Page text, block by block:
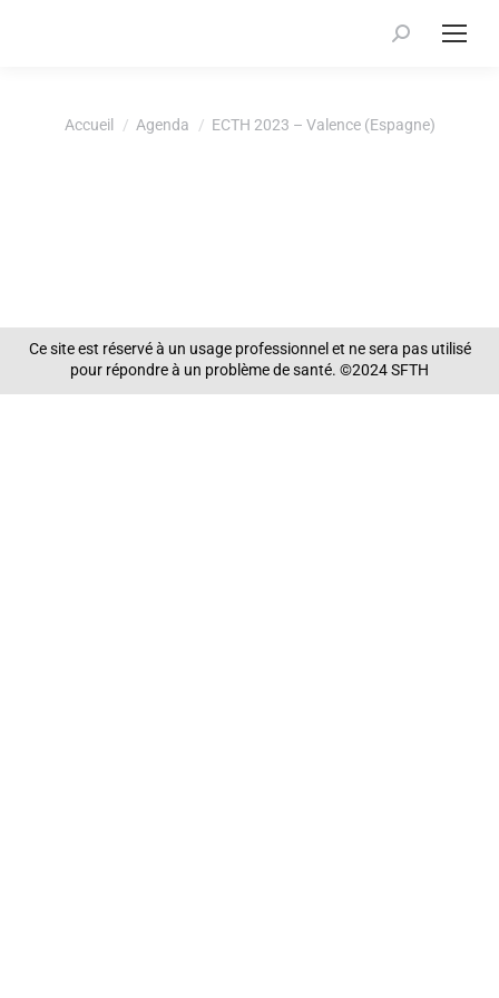
Recherche
Vous êtes ici :
Accueil Agenda ECTH 2023 – Valence (Espagne)
Ce site est réservé à un usage professionnel et ne sera pas utilisé
pour répondre à un problème de santé. ©2024 SFTH